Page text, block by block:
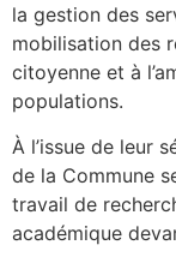
la gestion des
mobilisation des
citoyenne et à
populations.
À l’issue de leur
de la Commune
travail de
académique